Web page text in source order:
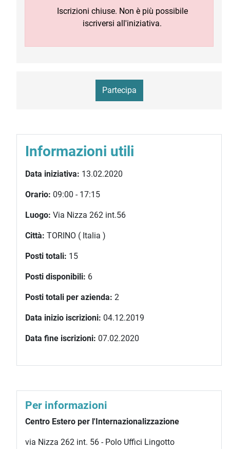
Iscrizioni chiuse. Non è più possibile
iscriversi all'iniziativa.
Partecipa
Informazioni utili
Data iniziativa: 13.02.2020
Orario: 09:00 - 17:15
Luogo: Via Nizza 262 int.56
Città: TORINO ( Italia )
Posti totali: 15
Posti disponibili: 6
Posti totali per azienda: 2
Data inizio iscrizioni: 04.12.2019
Data fine iscrizioni: 07.02.2020
Per informazioni
Centro Estero per l'Internazionalizzazione
via Nizza 262 int. 56 - Polo Uffici Lingotto